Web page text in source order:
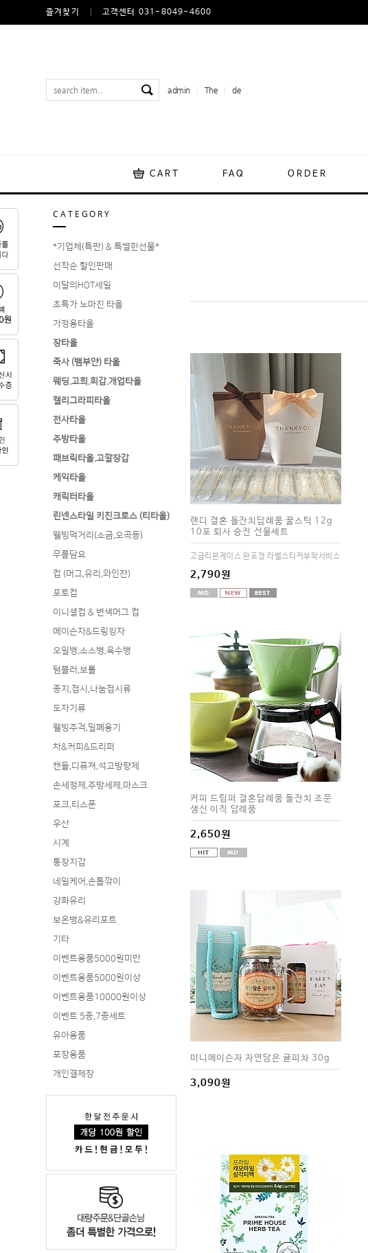
즐겨찾기 고객센터 031-8049-4600
admin The de
CART FAQ ORDER
CATEGORY
*기업체(특판) & 특별한선물*
선착순 할인판매
이달의HOT세일
초특가 노마진 타올
가정용타올
장타올
죽사 (뱀부얀) 타올
웨딩.고희.회갑.개업타올
캘리그라피타올
전사타올
주방타올
패브릭타올.고깔장갑
케익타올
캐릭터타올
린넨스타일 키친크로스 (티타올)
웰빙먹거리(소금,오곡등)
무릎담요
컵 (머그,유리,와인잔)
포토컵
이니셜컵 & 변색머그 컵
메이슨자&드링킹자
오일병,소스병,육수병
텀블러,보틀
종지,접시,나눔접시류
도자기류
웰빙주걱,밀폐용기
차&커피&드리퍼
캔들,디퓨져,석고방향제
손세정제,주방세제,마스크
포크,티스푼
우산
시계
통장지갑
네일케어,손톱깎이
강화유리
보온병&유리포트
기타
이벤트용품5000원미만
이벤트용품5000원이상
이벤트용품10000원이상
이벤트 5종,7종세트
유아용품
포장용품
개인결제창
랜디 결혼 돌잔치답례품 꿀스틱 12g
10포 퇴사 승진 선물세트
고급리본케이스 완포장 라벨스티커부착서비스
2,790원
커피 드립퍼 결혼답례품 돌잔치 조문
생신 이직 답례품
2,650원
미니메이슨자 자연담은 귤피차 30g
3,090원